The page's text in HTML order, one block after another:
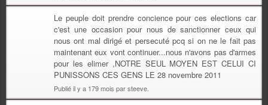
Le peuple doit prendre concience pour ces elections car
c'est une occasion pour nous de sanctionner ceux qui
nous ont mal dirigé et persecuté pcq si on ne le fait pas
maintenant eux vont continuer...nous n'avons pas d'armes
pour les elimer ,NOTRE SEUL MOYEN EST CELUI CI
PUNISSONS CES GENS LE 28 novembre 2011
Publié il y a 179 mois par steeve.